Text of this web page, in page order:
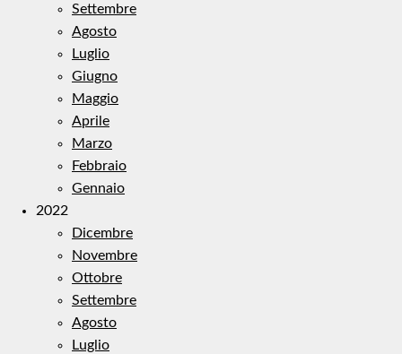
Settembre
Agosto
Luglio
Giugno
Maggio
Aprile
Marzo
Febbraio
Gennaio
2022
Dicembre
Novembre
Ottobre
Settembre
Agosto
Luglio